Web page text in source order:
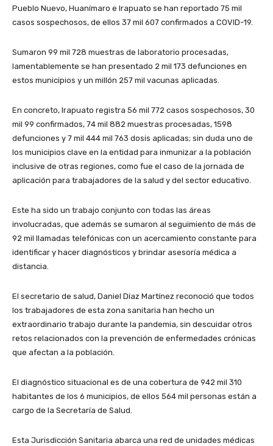
Pueblo Nuevo, Huanímaro e Irapuato se han reportado 75 mil
casos sospechosos, de ellos 37 mil 607 confirmados a COVID-19.
Sumaron 99 mil 728 muestras de laboratorio procesadas,
lamentablemente se han presentado 2 mil 173 defunciones en
estos municipios y un millón 257 mil vacunas aplicadas.
En concreto, Irapuato registra 56 mil 772 casos sospechosos, 30
mil 99 confirmados, 74 mil 882 muestras procesadas, 1598
defunciones y 7 mil 444 mil 763 dosis aplicadas; sin duda uno de
los municipios clave en la entidad para inmunizar a la población
inclusive de otras regiones, como fue el caso de la jornada de
aplicación para trabajadores de la salud y del sector educativo.
Este ha sido un trabajo conjunto con todas las áreas
involucradas, que además se sumaron al seguimiento de más de
92 mil llamadas telefónicas con un acercamiento constante para
identificar y hacer diagnósticos y brindar asesoría médica a
distancia.
El secretario de salud, Daniel Díaz Martínez reconoció que todos
los trabajadores de esta zona sanitaria han hecho un
extraordinario trabajo durante la pandemia, sin descuidar otros
retos relacionados con la prevención de enfermedades crónicas
que afectan a la población.
El diagnóstico situacional es de una cobertura de 942 mil 310
habitantes de los 6 municipios, de ellos 564 mil personas están a
cargo de la Secretaría de Salud.
Esta Jurisdicción Sanitaria abarca una red de unidades médicas